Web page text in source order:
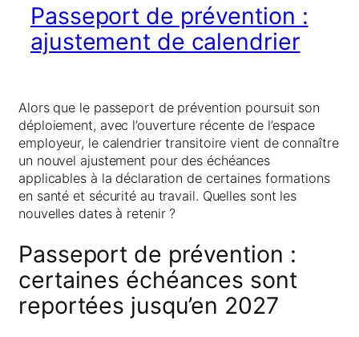
Passeport de prévention :
ajustement de calendrier
Alors que le passeport de prévention poursuit son
déploiement, avec l’ouverture récente de l’espace
employeur, le calendrier transitoire vient de connaître
un nouvel ajustement pour des échéances
applicables à la déclaration de certaines formations
en santé et sécurité au travail. Quelles sont les
nouvelles dates à retenir ?
Passeport de prévention :
certaines échéances sont
reportées jusqu’en 2027